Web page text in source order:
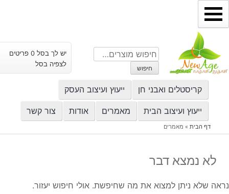
דילוג
לתוכן
חיפוש
עבור:
חיפוש
יש לך בסל 0 פריטים
לצפיה בסל
קריסטלים ואבני חן ייעוץ ועיצוב העסק
ייעוץ ועיצוב הבית מאמרים אודות צור קשר
דף הבית» מאמרים
לא נמצא דבר
נראה שלא ניתן למצוא את מה שחיפשת. אולי חיפוש יעזור.